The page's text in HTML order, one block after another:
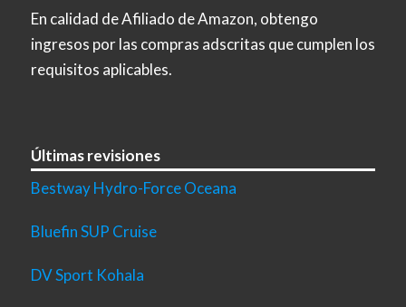
En calidad de Afiliado de Amazon, obtengo
ingresos por las compras adscritas que cumplen los
requisitos aplicables.
Últimas revisiones
Bestway Hydro-Force Oceana
Bluefin SUP Cruise
DV Sport Kohala